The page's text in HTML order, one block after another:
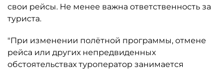
свои рейсы. Не менее важна ответственность за
туриста.
"При изменении полётной программы, отмене
рейса или других непредвиденных
обстоятельствах туроператор занимается